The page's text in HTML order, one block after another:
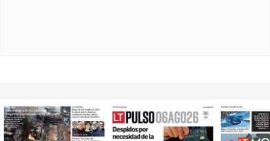
Opens in new window Opens in